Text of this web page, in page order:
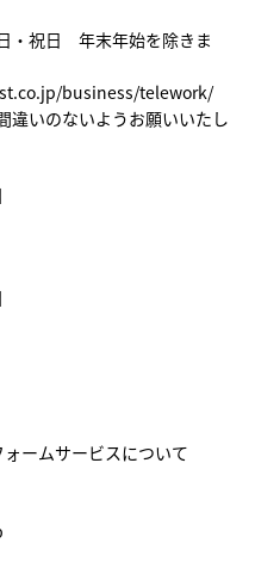
・祝日 年末年始を除きま
business/telework/
違いのないようお願いいたし
ームサービスについて